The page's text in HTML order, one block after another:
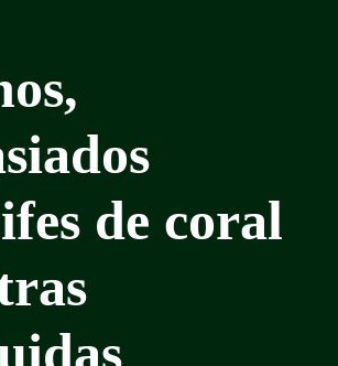
de coral